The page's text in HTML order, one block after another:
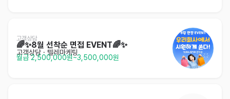
고객상담
🌈✨️8월 선착순 면접 EVENT🌈✨️
고객상담 · 텔레마케팅
월급 2,500,000원~3,500,000원